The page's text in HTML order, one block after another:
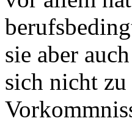
sie aber
sich nicht